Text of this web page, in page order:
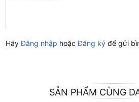
HãyĐăng nhập hoặcĐăng ký để gửi
SẢN PHẨM CÙNG